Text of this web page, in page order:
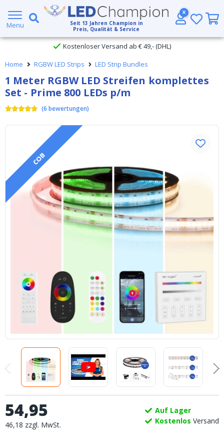
Menu Seit 13 Jahren Champion in
Preis, Qualität & Service
Großer Lagerbestand
Kostenloser Versand ab € 49,- (DHL)
Heute bestellt, amselben Tag verschickt
Home RGBW LED Strips LED Strip Bundles
1 Meter RGBW LED Streifen komplettes
Set - Prime 800 LEDs p/m
(6 bewertungen)
COB
54,95
46,18 zzgl. MwSt.
Auf Lager
Kostenlos Versand